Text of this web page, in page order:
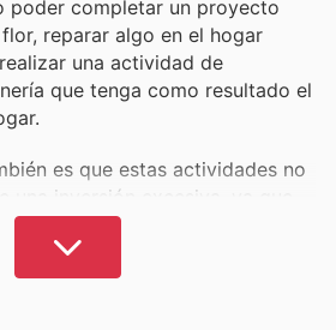
poder completar un proyecto
reparar algo en el hogar
una actividad de
que tenga como resultado el
es que estas actividades no
una inversión excesiva, ya que
los precios más bajos